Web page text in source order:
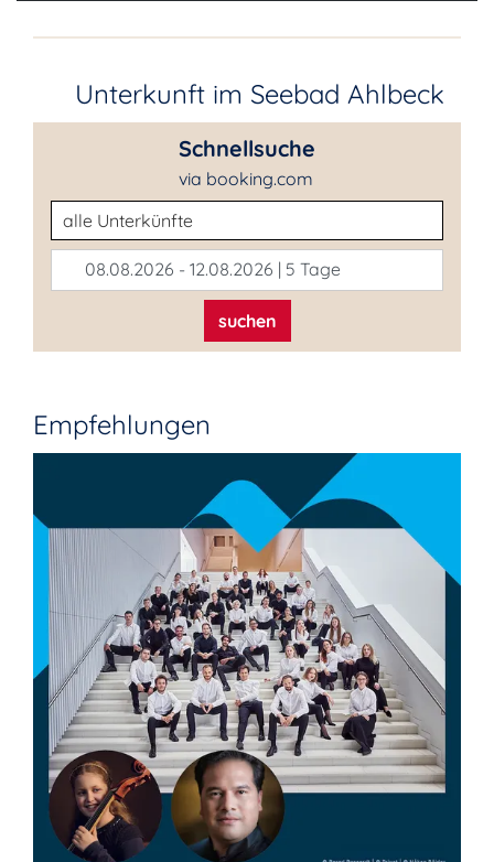
Unterkunft im Seebad Ahlbeck
Schnellsuche
via booking.com
Unterkunftsart
08.08.2026 - 12.08.2026 | 5 Tage
suchen
Empfehlungen